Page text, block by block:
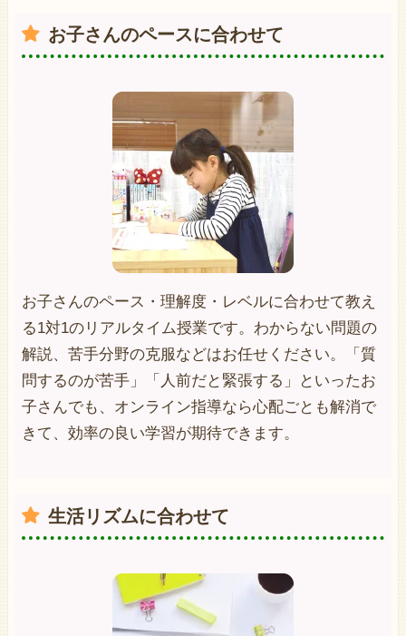
お子さんのペースに合わせて
お子さんのペース・理解度・レベルに合わせて教え
る1対1のリアルタイム授業です。わからない問題の
解説、苦手分野の克服などはお任せください。「質
問するのが苦手」「人前だと緊張する」といったお
子さんでも、オンライン指導なら心配ごとも解消で
きて、効率の良い学習が期待できます。
生活リズムに合わせて